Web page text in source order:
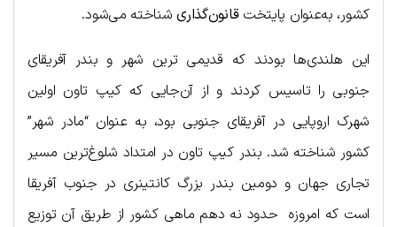
کشور، به‌عنوان پایتختقانون‌گذاریشناخته می‌شود.
این هلندی‌ها بودند که قدیمی ترین شهر و بندر آفریقای
جنوبی را تاسیس کردند و از آن‌جایی که کیپ تاون اولین
شهرک اروپایی در آفریقای جنوبی بود، به عنوان “مادر شهر”
کشور شناخته شد. بندر کیپ تاون در امتداد شلوغ‌ترین مسیر
تجاری جهان و دومین بندر بزرگ کانتینری در جنوب آفریقا
است که امروزه حدود نه دهم ماهی کشور از طریق آن توزیع